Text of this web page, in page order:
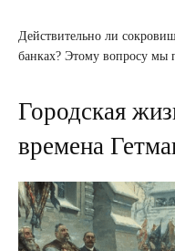
Действительно ли
банках? Этому вопросу мы
Городская
времена